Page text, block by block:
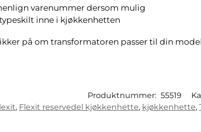
varenummer dersom mulig
inne i kjøkkenhetten
på om transformatoren passer til din
Produktnummer: 55519
, Flexit reservedel kjøkkenhette, kjøkkenhette,